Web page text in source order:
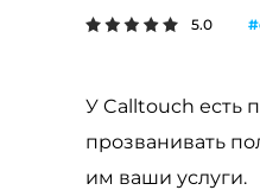
5.0
У Calltouch есть
прозванивать
им ваши услуги.